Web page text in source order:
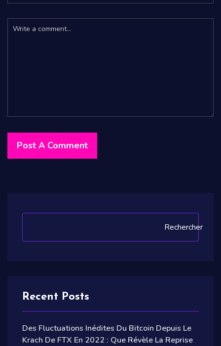
Rechercher
Recent Posts
Des Fluctuations Inédites Du Bitcoin Depuis Le
Krach De FTX En 2022 : Que Révèle La Reprise